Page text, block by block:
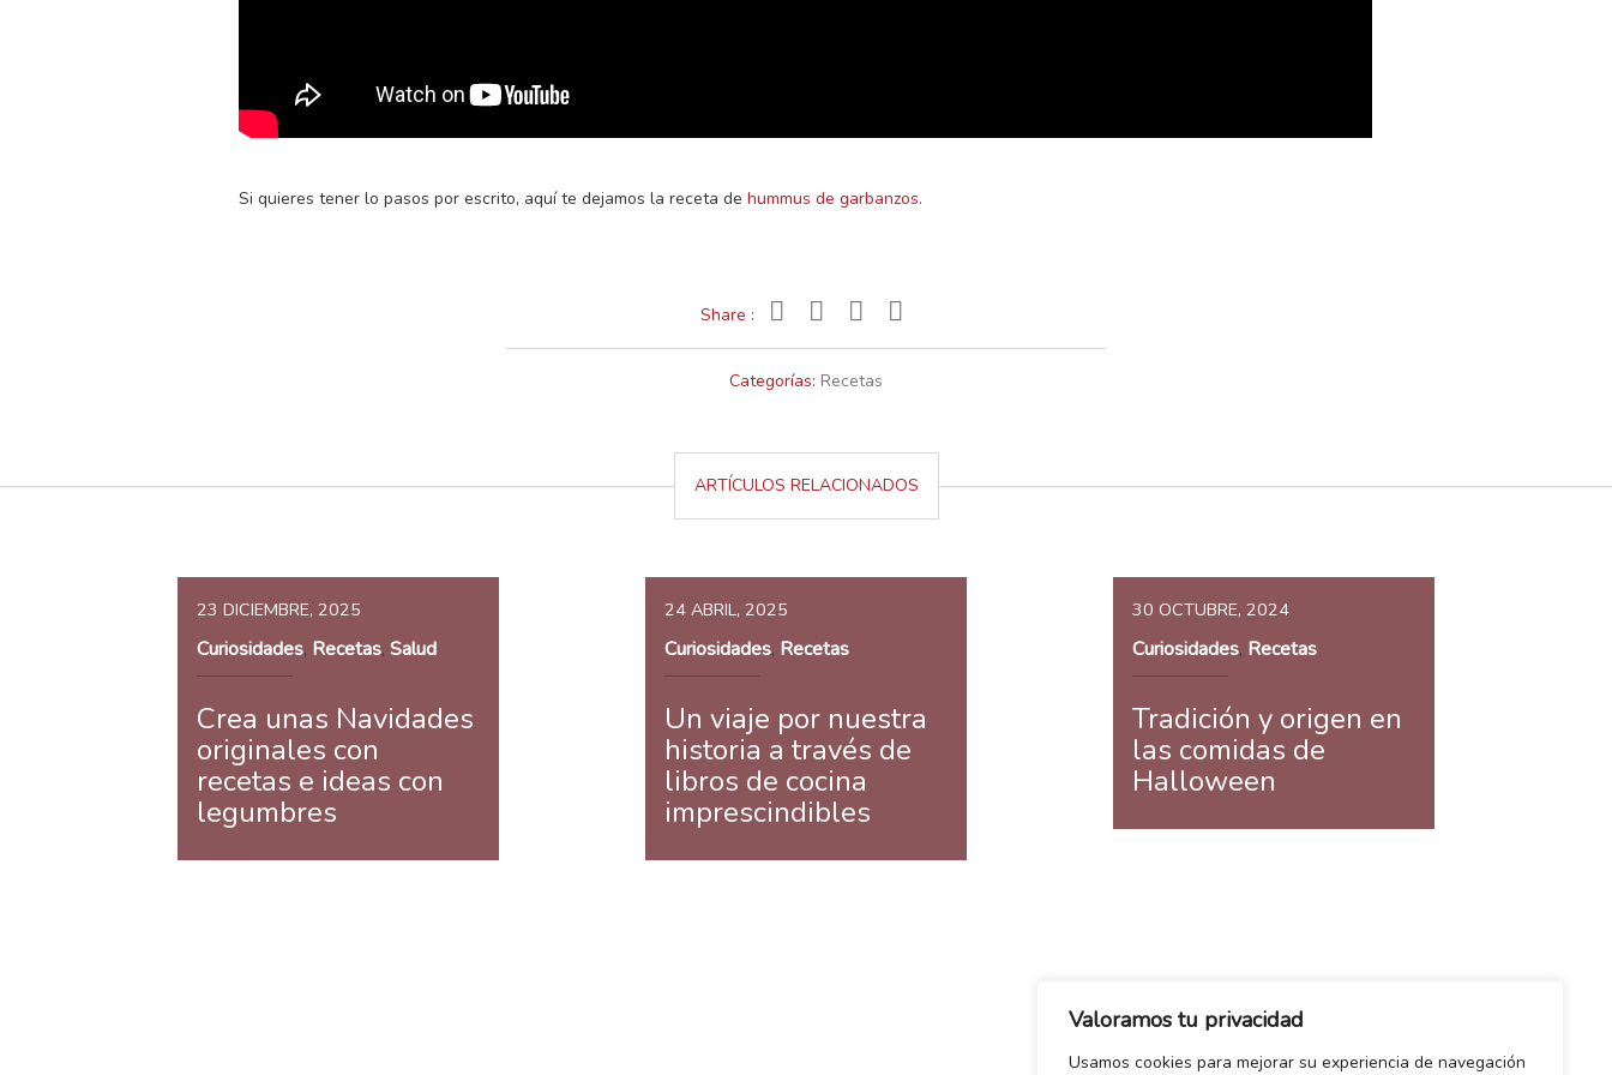
Valoramos tu privacidad
Usamos cookies para mejorar su experiencia de navegación
Si quieres tener lo pasos por escrito, aquí te dejamos la receta dehummus de garbanzos.
Share :
Categorías: Recetas
ARTÍCULOS RELACIONADOS
23 DICIEMBRE, 2025
Curiosidades, Recetas, Salud
Crea unas Navidades
originales con
recetas e ideas con
legumbres
24 ABRIL, 2025
Curiosidades, Recetas
Un viaje por nuestra
historia a través de
libros de cocina
imprescindibles
30 OCTUBRE, 2024
Curiosidades, Recetas
Tradición y origen en
las comidas de
Halloween